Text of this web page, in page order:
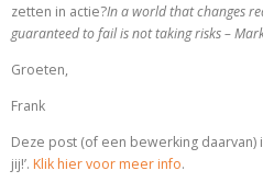
zetten in actie?In a world that changes
guaranteed to fail is not taking risks –
Groeten,
Frank
Deze post (of een bewerking daarvan)
jij!’. Klik hier voor meer info.